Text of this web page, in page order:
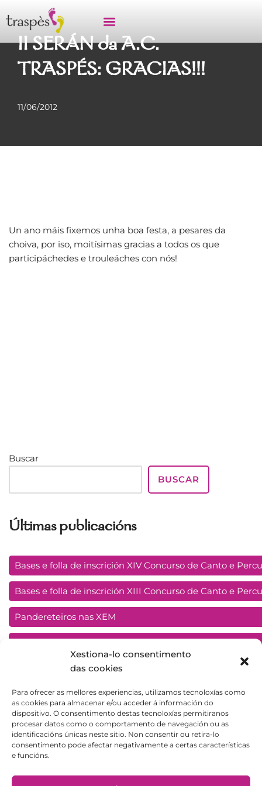
Xestiona-lo consentimento
das cookies
Para ofrecer as mellores experiencias, utilizamos tecnoloxías como
as cookies para almacenar e/ou acceder á información do
dispositivo. O consentimento destas tecnoloxías permitiranos
procesar datos como o comportamento de navegación ou as
identificacións únicas neste sitio. Non consentir ou retira-lo
consentimento pode afectar negativamente a certas características
e funcións.
Saltar
ao
contido
II SERÁN da A.C.
TRASPÉS: GRACIAS!!!
11/06/2012
Un ano máis fixemos unha boa festa, a pesares da
choiva, por iso, moitísimas gracias a todos os que
participáchedes e trouleáches con nós!
Buscar
BUSCAR
Últimas publicacións
Bases e folla de inscrición XIV Concurso de Canto e
Bases e folla de inscrición XIII Concurso de Canto e
Pandereteiros nas XEM
Charanga e Pandereteiros en Chapela
Traspés en Baiona
ASÓCIATE